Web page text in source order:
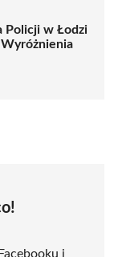
Policji w Łodzi
i